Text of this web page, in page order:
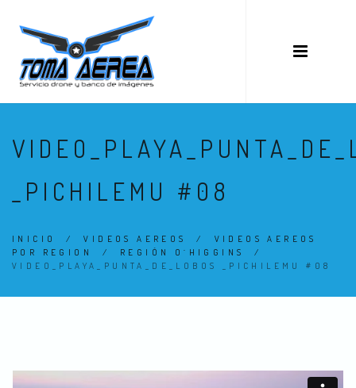
_PICHILEMU #08
INICIO /VIDEOS AEREOS / VIDEOS AEREOS
POR REGION
/ REGIÓN O´HIGGINS
/
VIDEO_PLAYA_PUNTA_DE_LOBOS _PICHILEMU #08